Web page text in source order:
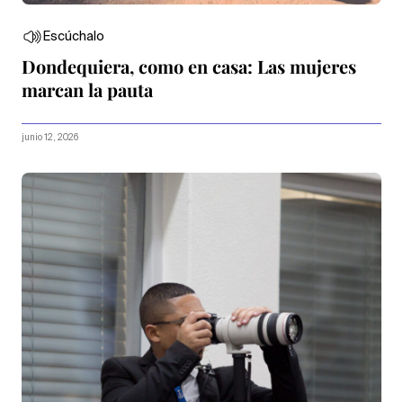
Escúchalo
Dondequiera, como en casa: Las mujeres
marcan la pauta
junio 12, 2026